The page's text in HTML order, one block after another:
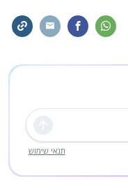
שליחה
תנאי שימוש